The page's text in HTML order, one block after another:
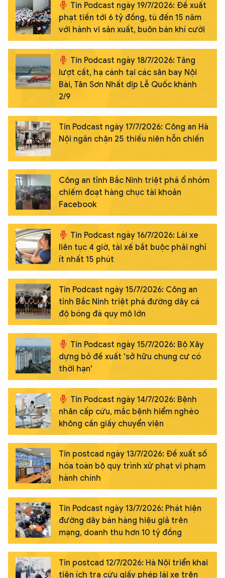
Tin Podcast ngày 19/7/2026: Đề xuất
phạt tiền tới 6 tỷ đồng, tù đến 15 năm
với hành vi sản xuất, buôn bán khí cười
Tin Podcast ngày 18/7/2026: Tăng
lượt cất, hạ cánh tại các sân bay Nội
Bài, Tân Sơn Nhất dịp Lễ Quốc khánh
2/9
Tin Podcast ngày 17/7/2026: Công an Hà
Nội ngăn chặn 25 thiếu niên hỗn chiến
Công an tỉnh Bắc Ninh triệt phá ổ nhóm
chiếm đoạt hàng chục tài khoản
Facebook
Tin Podcast ngày 16/7/2026: Lái xe
liên tục 4 giờ, tài xế bắt buộc phải nghỉ
ít nhất 15 phút
Tin Podcast ngày 15/7/2026: Công an
tỉnh Bắc Ninh triệt phá đường dây cá
độ bóng đá quy mô lớn
Tin Podcast ngày 15/7/2026: Bộ Xây
dựng bỏ đề xuất 'sở hữu chung cư có
thời hạn'
Tin Podcast ngày 14/7/2026: Bệnh
nhân cấp cứu, mắc bệnh hiểm nghèo
không cần giấy chuyển viện
Tin postcad ngày 13/7/2026: Đề xuất số
hóa toàn bộ quy trình xử phạt vi phạm
hành chính
Tin Podcast ngày 13/7/2026: Phát hiện
đường dây bán hàng hiệu giả trên
mạng, doanh thu hơn 10 tỷ đồng
Tin postcad 12/7/2026: Hà Nội triển khai
tiện ích tra cứu giấy phép lái xe trên